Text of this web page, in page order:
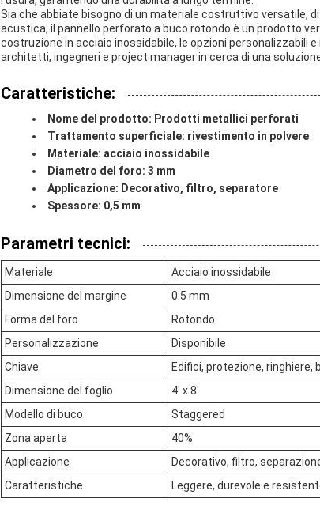
Sia che abbiate bisogno di un materiale costruttivo versatile,
acustica, il pannello perforato a buco rotondo è un prodotto
costruzione in acciaio inossidabile, le opzioni personalizzabili
architetti, ingegneri e project manager in cerca di una
Caratteristiche:
Nome del prodotto: Prodotti metallici perforati
Trattamento superficiale: rivestimento in polvere
Materiale: acciaio inossidabile
Diametro del foro: 3 mm
Applicazione: Decorativo, filtro, separatore
Spessore: 0,5 mm
Parametri tecnici:
Materiale
Acciaio inossidabile
Dimensione del margine
0.5 mm
Forma del foro
Rotondo
Personalizzazione
Disponibile
Chiave
Edifici, protezione, ringhiere,
Dimensione del foglio
4' x 8'
Modello di buco
Staggered
Zona aperta
40%
Applicazione
Decorativo, filtro,
Caratteristiche
Leggere, durevole e